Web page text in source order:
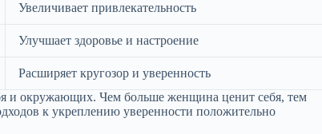
Увеличивает привлекательность
Улучшает здоровье и настроение
Расширяет кругозор и уверенность
и окружающих. Чем больше женщина ценит себя, тем
к укреплению уверенности положительно